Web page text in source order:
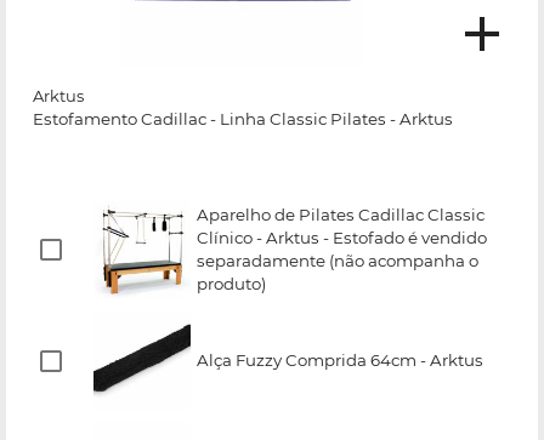
Arktus
Estofamento Cadillac - Linha Classic Pilates - Arktus
Aparelho de Pilates Cadillac Classic
Clínico - Arktus - Estofado é vendido
separadamente (não acompanha o
produto)
Alça Fuzzy Comprida 64cm - Arktus